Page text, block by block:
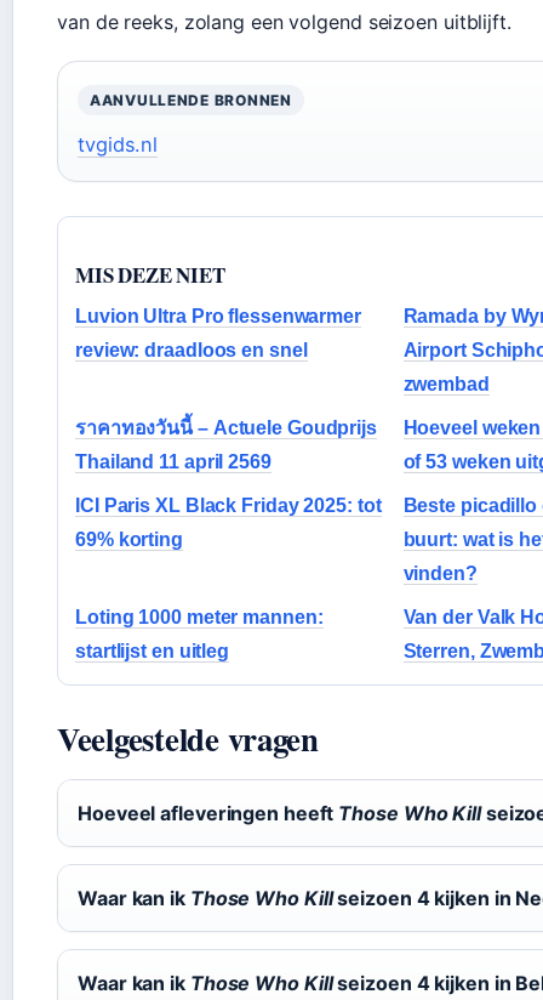
van de reeks, zolang een volgend seizoen uitblijft.
AANVULLENDE BRONNEN
tvgids.nl
MIS DEZE NIET
Luvion Ultra Pro flessenwarmer
review: draadloos en snel
Ramada by
Airport
zwembad
ราคาทองวันนี้ – Actuele Goudprijs
Thailand 11 april 2569
Hoeveel
of 53 weken
ICI Paris XL Black Friday 2025: tot
69% korting
Beste
buurt: wat is
vinden?
Loting 1000 meter mannen:
startlijst en uitleg
Van der Valk
Sterren,
Veelgestelde vragen
Hoeveel afleveringen heeft Those Who Kill
Waar kan ik Those Who Killseizoen 4 kijken in
Waar kan ik Those Who Killseizoen 4 kijken in